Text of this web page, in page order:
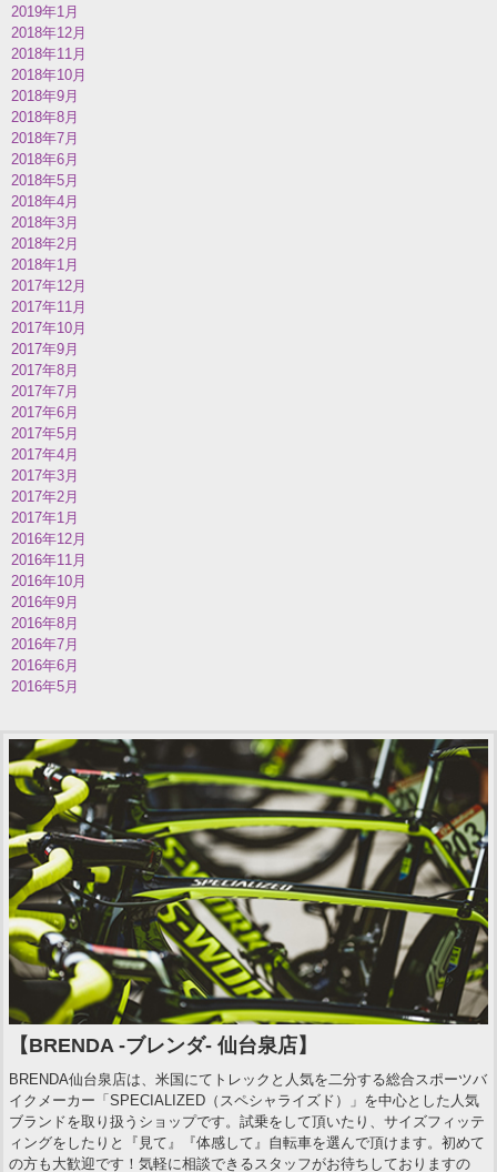
2019年1月
2018年12月
2018年11月
2018年10月
2018年9月
2018年8月
2018年7月
2018年6月
2018年5月
2018年4月
2018年3月
2018年2月
2018年1月
2017年12月
2017年11月
2017年10月
2017年9月
2017年8月
2017年7月
2017年6月
2017年5月
2017年4月
2017年3月
2017年2月
2017年1月
2016年12月
2016年11月
2016年10月
2016年9月
2016年8月
2016年7月
2016年6月
2016年5月
【BRENDA -ブレンダ- 仙台泉店】
BRENDA仙台泉店は、米国にてトレックと人気を二分する総合スポーツバ
イクメーカー「SPECIALIZED（スペシャライズド）」を中心とした人気
ブランドを取り扱うショップです。試乗をして頂いたり、サイズフィッテ
ィングをしたりと『見て』『体感して』自転車を選んで頂けます。初めて
の方も大歓迎です！気軽に相談できるスタッフがお待ちしておりますの